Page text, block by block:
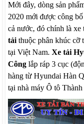
Mới đây, dòng sản
2020 mới được công
cả nước, đó chính là
tải thuộc phân khúc
tại Việt Nam. Xe tải
Công lắp ráp 3 cục
hàng từ Hyundai Hàn
tại nhà máy Ô tô